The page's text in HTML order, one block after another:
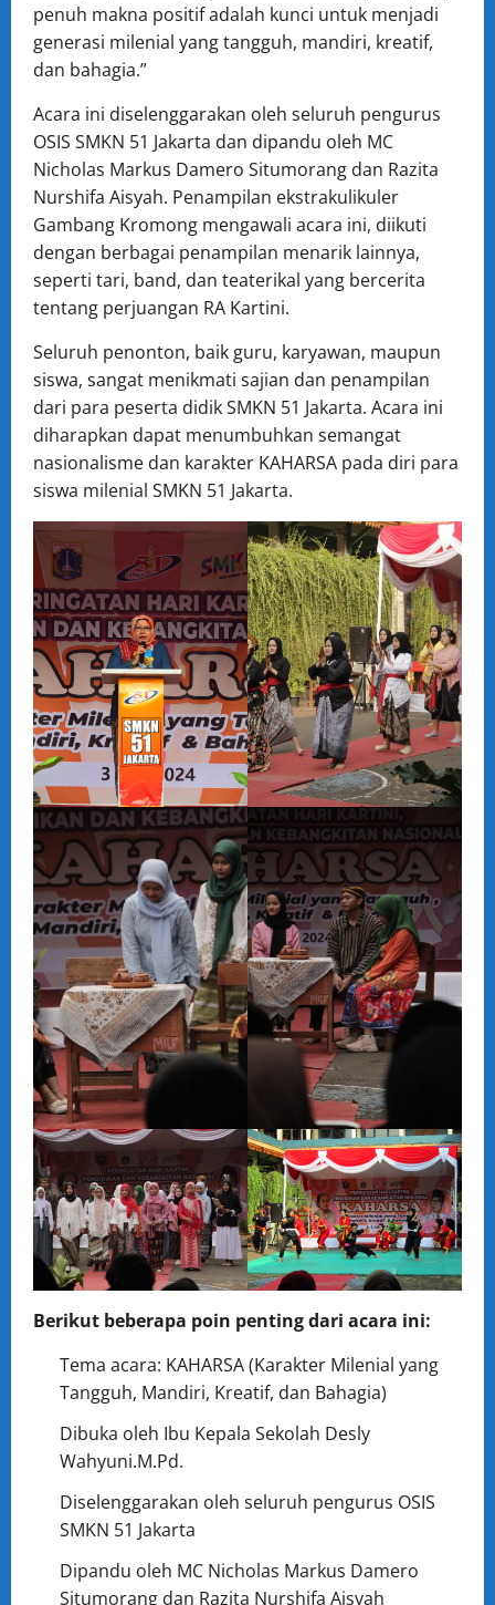
penuh makna positif adalah kunci untuk menjadi
generasi milenial yang tangguh, mandiri, kreatif,
dan bahagia.”
Acara ini diselenggarakan oleh seluruh pengurus
OSIS SMKN 51 Jakarta dan dipandu oleh MC
Nicholas Markus Damero Situmorang dan Razita
Nurshifa Aisyah. Penampilan ekstrakulikuler
Gambang Kromong mengawali acara ini, diikuti
dengan berbagai penampilan menarik lainnya,
seperti tari, band, dan teaterikal yang bercerita
tentang perjuangan RA Kartini.
Seluruh penonton, baik guru, karyawan, maupun
siswa, sangat menikmati sajian dan penampilan
dari para peserta didik SMKN 51 Jakarta. Acara ini
diharapkan dapat menumbuhkan semangat
nasionalisme dan karakter KAHARSA pada diri para
siswa milenial SMKN 51 Jakarta.
Berikut beberapa poin penting dari acara ini:
Tema acara: KAHARSA (Karakter Milenial yang
Tangguh, Mandiri, Kreatif, dan Bahagia)
Dibuka oleh Ibu Kepala Sekolah Desly
Wahyuni.M.Pd.
Diselenggarakan oleh seluruh pengurus OSIS
SMKN 51 Jakarta
Dipandu oleh MC Nicholas Markus Damero
Situmorang dan Razita Nurshifa Aisyah